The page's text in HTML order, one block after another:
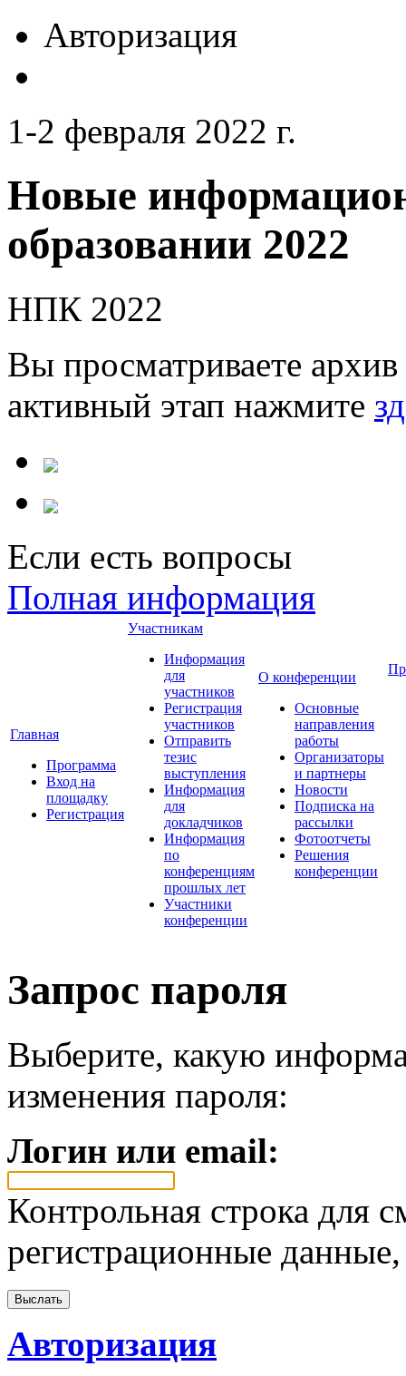
Авторизация
1-2 февраля 2022 г.
Новые
образовании 2022
НПК 2022
Вы просматриваете
активный этап нажмите
Если есть вопросы
Полная информация
Главная
Программа
Вход на
площадку
Регистрация
Участникам
Информация
для
участников
Регистрация
участников
Отправить
тезис
выступления
Информация
для
докладчиков
Информация
по
конференциям
прошлых лет
Участники
конференции
О конференции
Основные
направления
работы
Организаторы
и партнеры
Новости
Подписка на
рассылки
Фотоотчеты
Решения
конференции
Запрос пароля
Выберите, какую
изменения пароля:
Логин или email:
Контрольная строка для
регистрационные
Авторизация